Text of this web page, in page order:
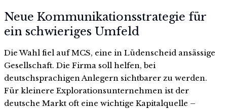
Neue Kommunikationsstrategie für
ein schwieriges Umfeld
Die Wahl fiel auf MCS, eine in Lüdenscheid ansässige
Gesellschaft. Die Firma soll helfen, bei
deutschsprachigen Anlegern sichtbarer zu werden.
Für kleinere Explorationsunternehmen ist der
deutsche Markt oft eine wichtige Kapitalquelle –